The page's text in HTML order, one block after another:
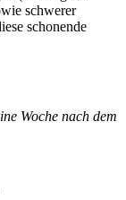
schwerer
schonende
Woche nach dem